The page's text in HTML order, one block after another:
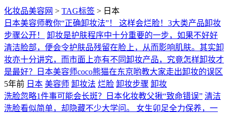
化妆品美容网 > TAG标签 > 日本
日本美容师教你“正确卸妆法”！ 这样会烂脸！3大类产品卸妆
步骤公开！
卸妆是护肤程序中十分重要的一步，如果不好好
清洁脸部，便会令护肤品残留在脸上，从而影响肌肤。其实卸
妆亦十分讲究，而市面上亦有不同卸妆产品，究竟怎样卸妆才
是最好？日本美容师coco熊猫在东京哟教大家走出卸妆的误区
5年前 日本 美容师 卸妆法 烂脸 卸妆步骤 卸妆
洗脸忽略1件事可能会长斑？日本化妆教父揪“致命错误” 清洁
洗脸看似简单，却隐藏不少大学问。 女生卯足全力保养，一